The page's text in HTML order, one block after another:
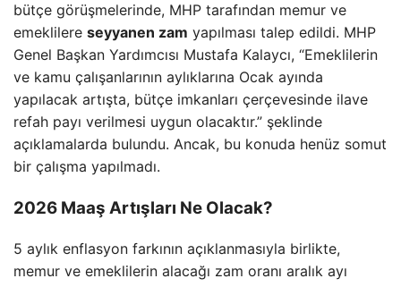
bütçe görüşmelerinde, MHP tarafından memur ve
emeklilere seyyanen zam yapılması talep edildi. MHP
Genel Başkan Yardımcısı Mustafa Kalaycı, “Emeklilerin
ve kamu çalışanlarının aylıklarına Ocak ayında
yapılacak artışta, bütçe imkanları çerçevesinde ilave
refah payı verilmesi uygun olacaktır.” şeklinde
açıklamalarda bulundu. Ancak, bu konuda henüz somut
bir çalışma yapılmadı.
2026 Maaş Artışları Ne Olacak?
5 aylık enflasyon farkının açıklanmasıyla birlikte,
memur ve emeklilerin alacağı zam oranı aralık ayı